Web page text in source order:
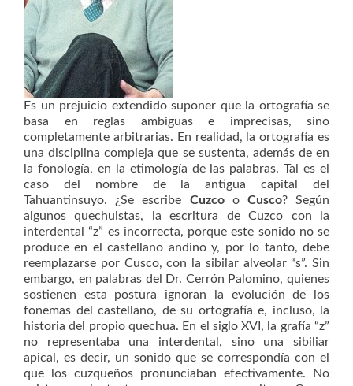
Es un prejuicio extendido suponer que la ortografía se
basa en reglas ambiguas e imprecisas, sino
completamente arbitrarias. En realidad, la ortografía es
una disciplina compleja que se sustenta, además de en
la fonología, en la etimología de las palabras. Tal es el
caso del nombre de la antigua capital del
Tahuantinsuyo. ¿Se escribe Cuzcoo Cusco? Según
algunos quechuistas, la escritura de Cuzco con la
interdental “z” es incorrecta, porque este sonido no se
produce en el castellano andino y, por lo tanto, debe
reemplazarse por Cusco, con la sibilar alveolar “s”. Sin
embargo, en palabras del Dr. Cerrón Palomino, quienes
sostienen esta postura ignoran la evolución de los
fonemas del castellano, de su ortografía e, incluso, la
historia del propio quechua. En el siglo XVI, la grafía “z”
no representaba una interdental, sino una sibiliar
apical, es decir, un sonido que se correspondía con el
que los cuzqueños pronunciaban efectivamente. No